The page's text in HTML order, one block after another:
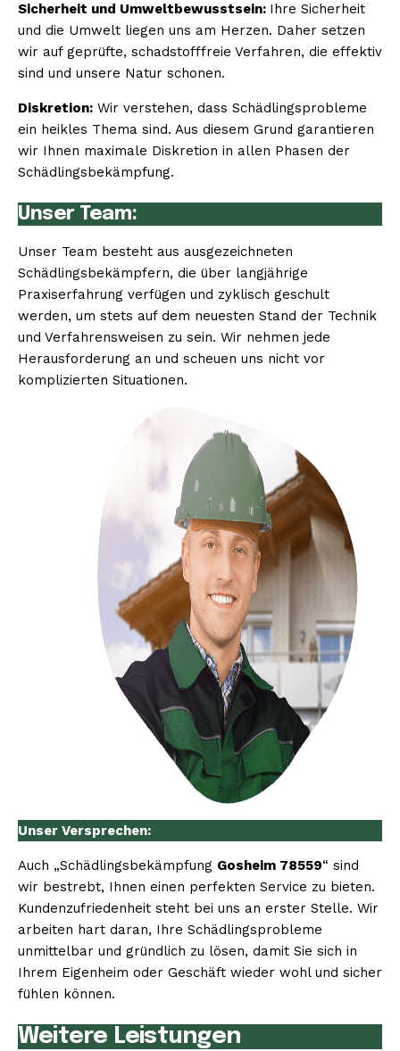
Sicherheit und Umweltbewusstsein: Ihre Sicherheit
und die Umwelt liegen uns am Herzen. Daher setzen
wir auf geprüfte, schadstofffreie Verfahren, die effektiv
sind und unsere Natur schonen.
Diskretion: Wir verstehen, dass Schädlingsprobleme
ein heikles Thema sind. Aus diesem Grund garantieren
wir Ihnen maximale Diskretion in allen Phasen der
Schädlingsbekämpfung.
Unser Team:
Unser Team besteht aus ausgezeichneten
Schädlingsbekämpfern, die über langjährige
Praxiserfahrung verfügen und zyklisch geschult
werden, um stets auf dem neuesten Stand der Technik
und Verfahrensweisen zu sein. Wir nehmen jede
Herausforderung an und scheuen uns nicht vor
komplizierten Situationen.
Unser Versprechen:
Auch „Schädlingsbekämpfung Gosheim 78559“ sind
wir bestrebt, Ihnen einen perfekten Service zu bieten.
Kundenzufriedenheit steht bei uns an erster Stelle. Wir
arbeiten hart daran, Ihre Schädlingsprobleme
unmittelbar und gründlich zu lösen, damit Sie sich in
Ihrem Eigenheim oder Geschäft wieder wohl und sicher
fühlen können.
Weitere Leistungen